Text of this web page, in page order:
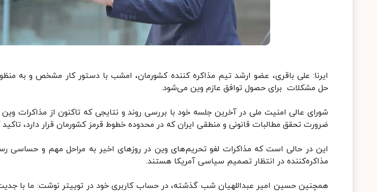
ایرنا: علی باقری، عضو ارشد تیم مذاکره کننده کشورمان، امشب با دستور کار مشخص و به
حل مشکلات برای حصول توافق عازم وین می‌شود.
شورای عالی امنیت ملی در آخرین جلسه خود با بررسی روند و نتایجی که تاکنون از مذاکرات
ضرورت تحقق مطالبات قانونی و منطقی ایران که در محدوده خطوط قرمز کشورمان قرار دارد،
این در حالی است که مذاکرات لغو تحریم‌های وین در روزهای اخیر به مراحل مهم و
مذاکره‌کننده در انتظار تصمیم سیاسی آمریکا هستند.
همچنین حسین امیر عبداللهیان شب گذشته، در حساب کاربری خود در توییتر نوشت: ما با